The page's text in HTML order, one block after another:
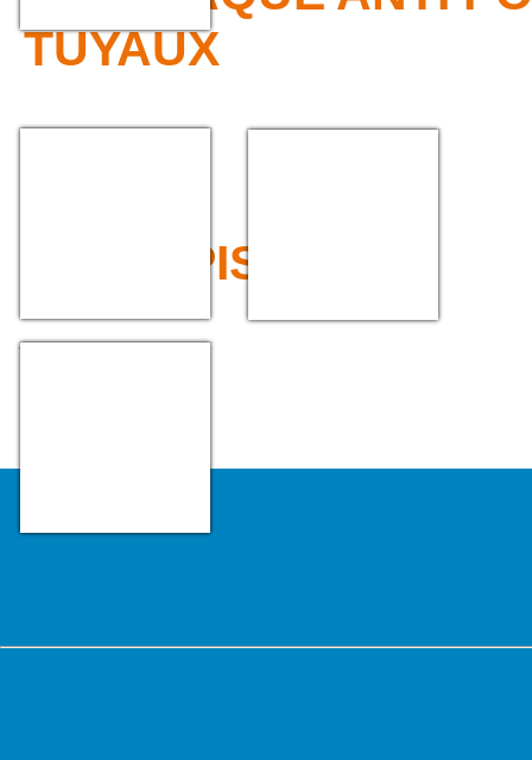
TUYAUX
>>> TAPIS
TAPIS CAOUTCHOUC